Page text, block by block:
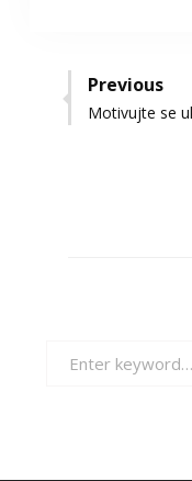
Navigace
pro
Previous
Previous
Motivujte se